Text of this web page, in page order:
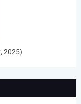
2025)